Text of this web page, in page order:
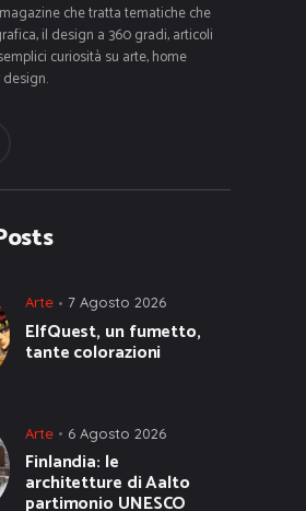
che tratta tematiche che
il design a 360 gradi, articoli
curiosità su arte, home
Arte 7 Agosto 2026
ElfQuest, un fumetto,
tante colorazioni
Arte 6 Agosto 2026
Finlandia: le
architetture di Aalto
partimonio UNESCO